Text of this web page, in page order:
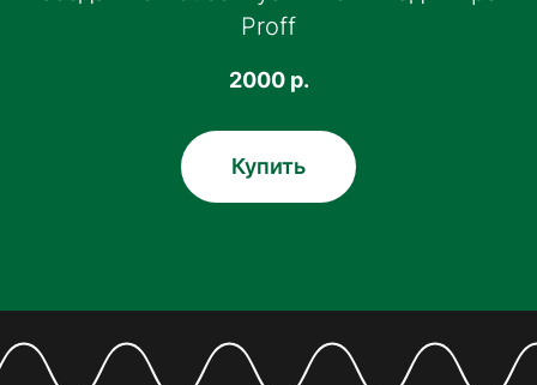
Proff
2000 р.
Купить